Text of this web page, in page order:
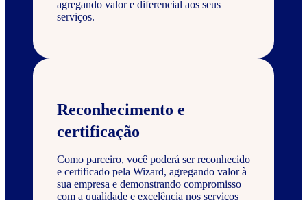
agregando valor e diferencial aos seus
serviços.
Reconhecimento e
certificação
Como parceiro, você poderá ser reconhecido
e certificado pela Wizard, agregando valor à
sua empresa e demonstrando compromisso
com a qualidade e excelência nos serviços